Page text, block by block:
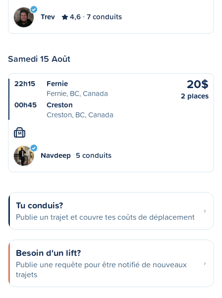
Trev 4,6 7 conduits
Samedi 15 Août
22h15
Fernie
Fernie, BC, Canada
00h45
Creston
Creston, BC, Canada
20$
2 places
M
Navdeep 5 conduits
Tu conduis?
Publie un trajet et couvre tes coûts de déplacement
Besoin d'un lift?
Publie une requête pour être notifié de nouveaux
trajets